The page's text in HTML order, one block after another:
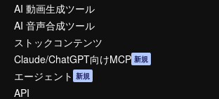
AI 動画生成ツール
AI 音声合成ツール
ストックコンテンツ
Claude/ChatGPT向けMCP 新規
エージェント 新規
API